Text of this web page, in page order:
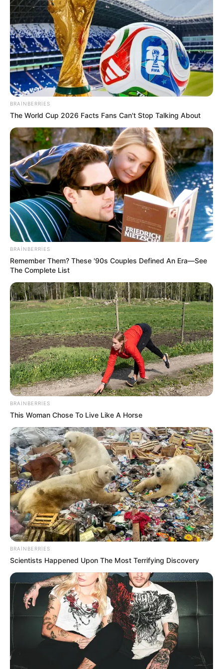
18:40 / 06 Avqust 2026 SİYASƏT
Zaur TikTok-dadır, Rəşad Məcid isə
tarixdə -Turan Etibaroğlu yazır…
44 0 0
18:34 / 06 Avqust 2026 CƏMİYYƏT
Əslində, Rəşad müəllim bir el məsəlində
deyildiyi kimi:"Quşu gözündən
vurmuşdu"
44 0 0
18:09 / 06 Avqust 2026 CƏMİYYƏT
BRAINBERRIES
The World Cup 2026 Facts Fans Can't Stop Talking About
BRAINBERRIES
Remember Them? These '90s Couples Defined An Era—See
The Complete List
BRAINBERRIES
This Woman Chose To Live Like A Horse
BRAINBERRIES
Scientists Happened Upon The Most Terrifying Discovery